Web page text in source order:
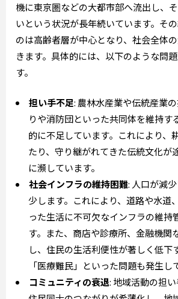
機に東京圏などの大都市部へ流出し、
いという状況が長年続いています。そ
のは高齢者層が中心となり、社会全体
きます。具体的には、以下のような問
す。
担い手不足: 農林水産業や伝統産業
りや消防団といった共同体を維持す
的に不足しています。これにより、
たり、守り継がれてきた伝統文化が
に瀕しています。
社会インフラの維持困難: 人口が減
少します。これにより、道路や水道
った生活に不可欠なインフラの維持
す。また、商店や診療所、金融機関
し、住民の生活利便性が著しく低下
「医療難民」といった問題も発生し
コミュニティの衰退: 地域活動の担い